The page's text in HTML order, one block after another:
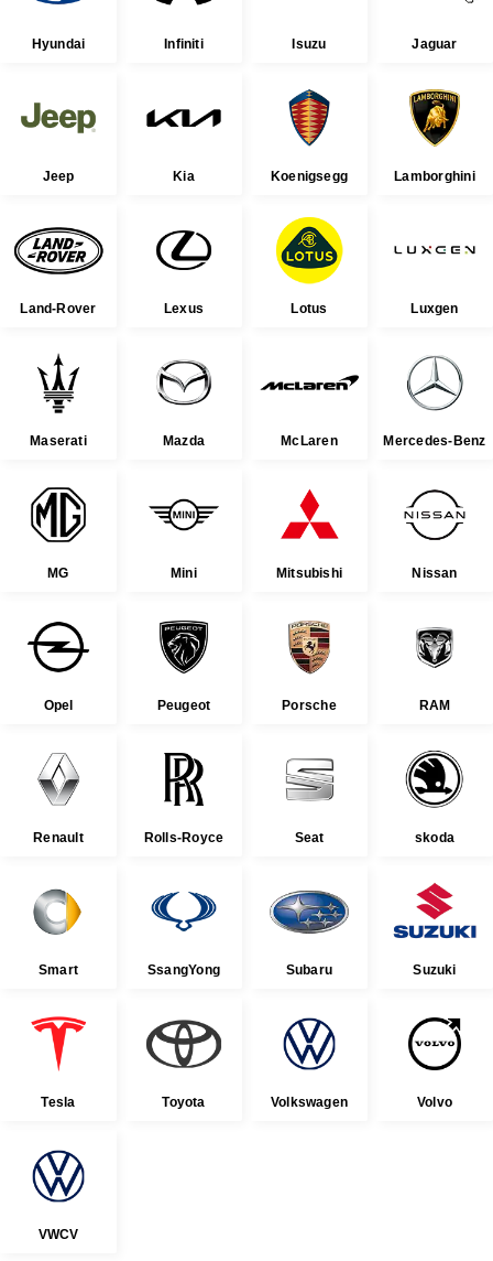
Hyundai Infiniti Isuzu Jaguar
Jeep Kia Koenigsegg Lamborghini
Land-Rover Lexus Lotus Luxgen
Maserati Mazda McLaren Mercedes-Benz
MG Mini Mitsubishi Nissan
Opel Peugeot Porsche RAM
Renault Rolls-Royce Seat skoda
Smart SsangYong Subaru Suzuki
Tesla Toyota Volkswagen Volvo
VWCV